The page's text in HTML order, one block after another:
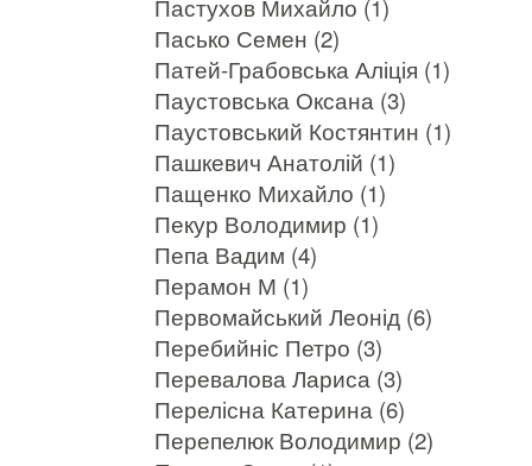
Пастухов Михайло (1)
Пасько Семен (2)
Патей-Грабовська Аліція (1)
Паустовська Оксана (3)
Паустовський Костянтин (1)
Пашкевич Анатолій (1)
Пащенко Михайло (1)
Пекур Володимир (1)
Пепа Вадим (4)
Перамон М (1)
Первомайський Леонід (6)
Перебийніс Петро (3)
Перевалова Лариса (3)
Перелісна Катерина (6)
Перепелюк Володимир (2)